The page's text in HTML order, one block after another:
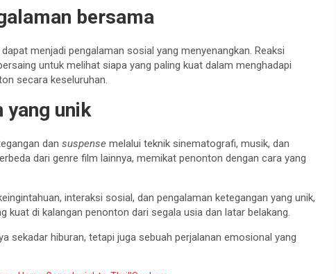
bersama
menjadi pengalaman sosial yang menyenangkan. Reaksi
untuk melihat siapa yang paling kuat dalam menghadapi
secara keseluruhan.
yang unik
dan suspense melalui teknik sinematografi, musik, dan
dari genre film lainnya, memikat penonton dengan cara yang
interaksi sosial, dan pengalaman ketegangan yang unik,
di kalangan penonton dari segala usia dan latar belakang.
sekadar hiburan, tetapi juga sebuah perjalanan emosional yang